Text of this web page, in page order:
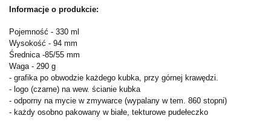
Informacje o produkcie:
Pojemność - 330 ml
Wysokość - 94 mm
Średnica -85/55 mm
Waga - 290 g
- grafika po obwodzie każdego kubka, przy górnej krawędzi.
- logo (czarne) na wew. ścianie kubka
- odporny na mycie w zmywarce (wypalany w tem. 860 stopni)
- każdy osobno pakowany w białe, tekturowe pudełeczko